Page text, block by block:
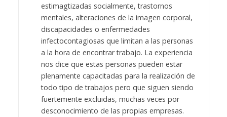
estimagtizadas socialmente, trastornos
mentales, alteraciones de la imagen corporal,
discapacidades o enfermedades
infectocontagiosas que limitan a las personas
a la hora de encontrar trabajo. La experiencia
nos dice que estas personas pueden estar
plenamente capacitadas para la realización de
todo tipo de trabajos pero que siguen siendo
fuertemente excluidas, muchas veces por
desconocimiento de las propias empresas.